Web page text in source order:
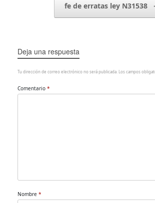
fe de erratas ley N31538
Deja una respuesta
Tu dirección de correo electrónico no será publicada. Los campos
Comentario *
Nombre *